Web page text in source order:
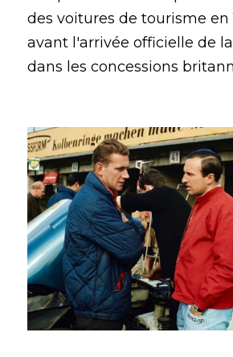
des voitures de tourisme en
avant l'arrivée officielle de
dans les concessions